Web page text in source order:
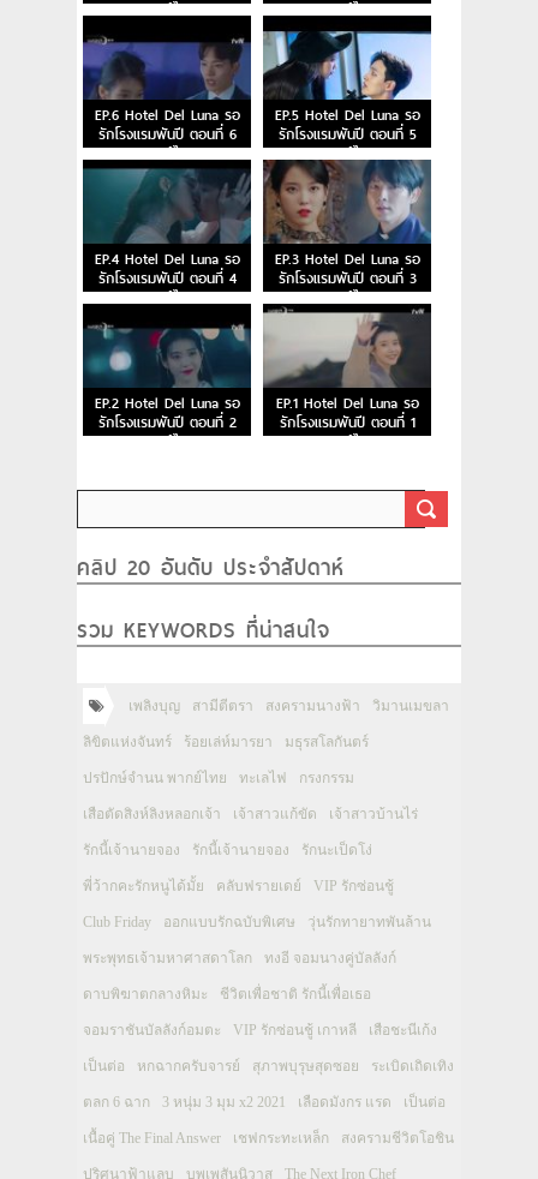
พากย์ไทย
พากย์ไทย
EP.6 Hotel Del Luna รอ
รักโรงแรมพันปี ตอนที่ 6
พากย์ไทย
EP.5 Hotel Del Luna รอ
รักโรงแรมพันปี ตอนที่ 5
พากย์ไทย
EP.4 Hotel Del Luna รอ
รักโรงแรมพันปี ตอนที่ 4
พากย์ไทย
EP.3 Hotel Del Luna รอ
รักโรงแรมพันปี ตอนที่ 3
พากย์ไทย
EP.2 Hotel Del Luna รอ
รักโรงแรมพันปี ตอนที่ 2
พากย์ไทย
EP.1 Hotel Del Luna รอ
รักโรงแรมพันปี ตอนที่ 1
พากย์ไทย
คลิป 20 อันดับ ประจำสัปดาห์
รวม KEYWORDS ที่น่าสนใจ
เพลิงบุญ สามีตีตรา สงครามนางฟ้า วิมานเมขลา
ลิขิตแห่งจันทร์ ร้อยเล่ห์มารยา มธุรสโลกันตร์
ปรปักษ์จำนน พากย์ไทย ทะเลไฟ กรงกรรม
เสือตัดสิงห์ลิงหลอกเจ้า เจ้าสาวแก้ขัด เจ้าสาวบ้านไร่
รักนี้เจ้านายจอง รักนี้เจ้านายจอง รักนะเป็ดโง่
พี่ว้ากคะรักหนูได้มั้ย คลับฟรายเดย์ VIP รักซ่อนชู้
Club Friday ออกแบบรักฉบับพิเศษ วุ่นรักทายาทพันล้าน
พระพุทธเจ้ามหาศาสดาโลก ทงอี จอมนางคู่บัลลังก์
ดาบพิฆาตกลางหิมะ ชีวิตเพื่อชาติ รักนี้เพื่อเธอ
จอมราชันบัลลังก์อมตะ VIP รักซ่อนชู้ เกาหลี เสือชะนีเก้ง
เป็นต่อ หกฉากครับจารย์ สุภาพบุรุษสุดซอย ระเบิดเถิดเทิง
ตลก 6 ฉาก 3 หนุ่ม 3 มุม x2 2021 เลือดมังกร แรด เป็นต่อ
เนื้อคู่ The Final Answer เชฟกระทะเหล็ก สงครามชีวิตโอชิน
ปริศนาฟ้าแลบ บุพเพสันนิวาส The Next Iron Chef